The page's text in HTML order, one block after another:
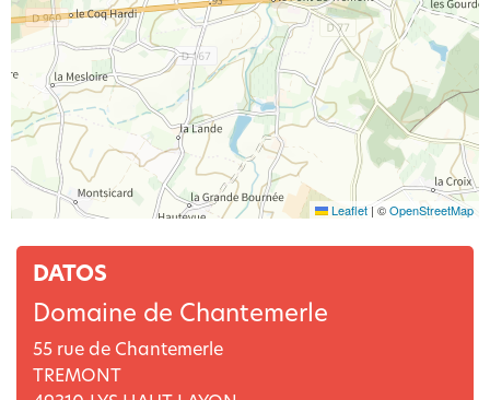
Leaflet | ©OpenStreetMap
DATOS
Domaine de Chantemerle
55 rue de Chantemerle
TREMONT